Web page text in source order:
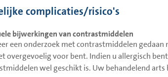
complicaties/risico's
bijwerkingen van contrastmiddelen
een onderzoek met contrastmiddelen
overgevoelig voor bent. Indien u allergisch
wel geschikt is. Uw behandelend